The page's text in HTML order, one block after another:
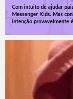
Com intuito de ajudar
Messenger Kids. Mas
intenção provavelmente